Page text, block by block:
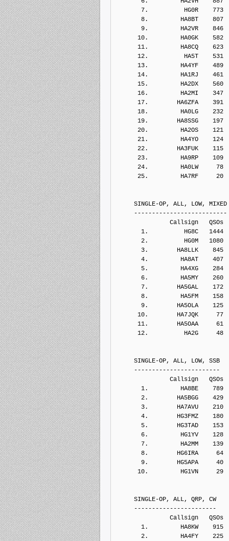
7.          HG0R    773
8.         HA8BT    807
9.         HA2VR    846
10.         HA0GK    582
11.         HA8CQ    623
12.          HA5T    531
13.         HA4YF    489
14.         HA1RJ    461
15.         HA2DX    560
16.         HA2MI    347
17.        HA6ZFA    391
18.         HA0LG    232
19.        HA8SSG    197
20.         HA2OS    121
21.         HA4YO    124
22.        HA3FUK    115
23.         HA9RP    109
24.         HA0LW     78
25.         HA7RF     20
SINGLE-OP, ALL, LOW, MIXED
--------------------------
Callsign   QSOs  Points
1.          HG8C   1444
2.          HG0M   1080
3.        HA8LLK    845
4.         HA8AT    407
5.         HA4XG    284
6.         HA5MY    260
7.        HA5GAL    172
8.         HA5FM    158
9.        HA5OLA    125
10.        HA7JQK     77
11.        HA5OAA     61
12.          HA2G     48
SINGLE-OP, ALL, LOW, SSB
------------------------
Callsign   QSOs  Points
1.         HA8BE    789
2.        HA5BGG    429
3.        HA7AVU    210
4.        HG3FMZ    180
5.        HG3TAD    153
6.         HG1YV    128
7.         HA2MM    139
8.        HG6IRA     64
9.        HG5APA     40
10.         HG1VN     29
SINGLE-OP, ALL, QRP, CW
-----------------------
Callsign   QSOs  Points
1.         HA8KW    915
2.         HA4FY    225